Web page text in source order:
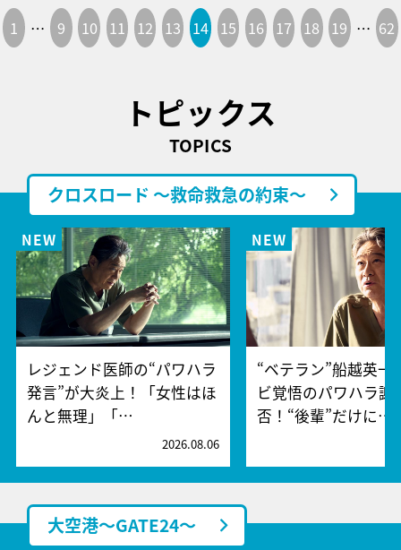
1 … 9 10 11 12 13 14 15 16 17 18 19 … 62
トピックス
TOPICS
クロスロード ～救命救急の約束～
レジェンド医師の“パワハラ
発言”が大炎上！「女性はほ
んと無理」「…
2026.08.06
“ベテラン”船越英一
ビ覚悟のパワハラ謝
否！“後輩”だけに…
大空港～GATE24～